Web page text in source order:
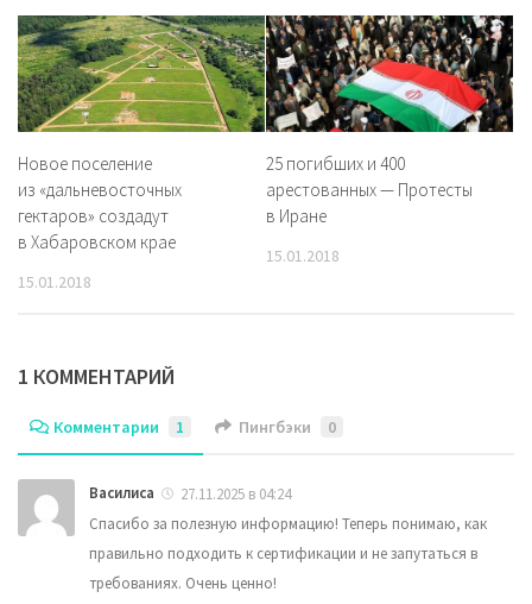
Новое поселение
из «дальневосточных
гектаров» создадут
в Хабаровском крае
15.01.2018
25 погибших и 400
арестованных — Протесты
в Иране
15.01.2018
1 КОММЕНТАРИЙ
Комментарии 1 Пингбэки 0
Василиса
27.11.2025 в 04:24
Спасибо за полезную информацию! Теперь понимаю, как
правильно подходить к сертификации и не запутаться в
требованиях. Очень ценно!